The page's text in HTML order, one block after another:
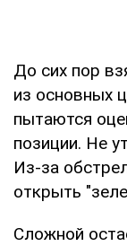
До сих пор
из основных
пытаются
позиции. Не
Из-за
открыть
Сложной